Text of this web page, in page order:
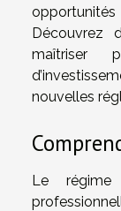
Découvrez
maîtriser
nouvelles
Le